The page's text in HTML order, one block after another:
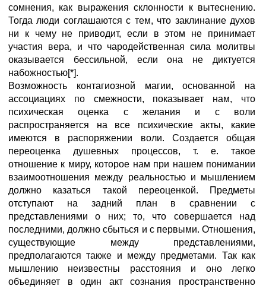
сомнения, как выражения склонности к вытеснению.
Тогда люди соглашаются с тем, что заклинание духов
ни к чему не приводит, если в этом не принимает
участия вера, и что чародейственная сила молитвы
оказывается бессильной, если она не диктуется
набожностью[*].
Возможность контагиозной магии, основанной нa
ассоциациях по смежности, показывает нам, что
психическая оценка с желания и с воли
распространяется на все психические акты, какие
имеются в распоряжении воли. Создается общая
переоценка душевных процессов, т. е. такое
отношение к миру, которое нам при нашем понимании
взаимоотношения между реальностью и мышлением
должно казаться такой переоценкой. Предметы
отступают на задний план в сравнении с
представлениями о них; то, что совершается над
последними, должно сбыться и с первыми. Отношения,
существующие между представлениями,
предполагаются также и между предметами. Так как
мышлению неизвестны расстояния и оно легко
объединяет в один акт сознания пространственно